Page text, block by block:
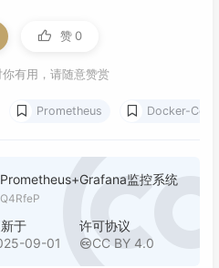
赞 0
有用，请随意赞赏
Prometheus Docker-Compose
监控系统
于
09-01
许可协议
CC BY 4.0